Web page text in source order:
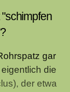
gar
die
der etwa